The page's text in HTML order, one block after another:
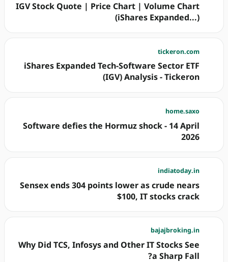
IGV Stock Quote | Price Chart | Volume Chart
(iShares Expanded...)
tickeron.com
iShares Expanded Tech-Software Sector ETF
(IGV) Analysis - Tickeron
home.saxo
Software defies the Hormuz shock - 14 April
2026
indiatoday.in
Sensex ends 304 points lower as crude nears
$100, IT stocks crack
bajajbroking.in
Why Did TCS, Infosys and Other IT Stocks See
a Sharp Fall?